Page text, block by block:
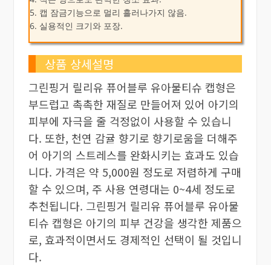
5. 캡 잠금기능으로 멀리 흘러나가지 않음.
6. 실용적인 크기와 포장.
상품 상세설명
그린핑거 릴리유 퓨어블루 유아물티슈 캡형은
부드럽고 촉촉한 재질로 만들어져 있어 아기의
피부에 자극을 줄 걱정없이 사용할 수 있습니
다. 또한, 천연 감귤 향기로 향기로움을 더해주
어 아기의 스트레스를 완화시키는 효과도 있습
니다. 가격은 약 5,000원 정도로 저렴하게 구매
할 수 있으며, 주 사용 연령대는 0~4세 정도로
추천됩니다. 그린핑거 릴리유 퓨어블루 유아물
티슈 캡형은 아기의 피부 건강을 생각한 제품으
로, 효과적이면서도 경제적인 선택이 될 것입니
다.